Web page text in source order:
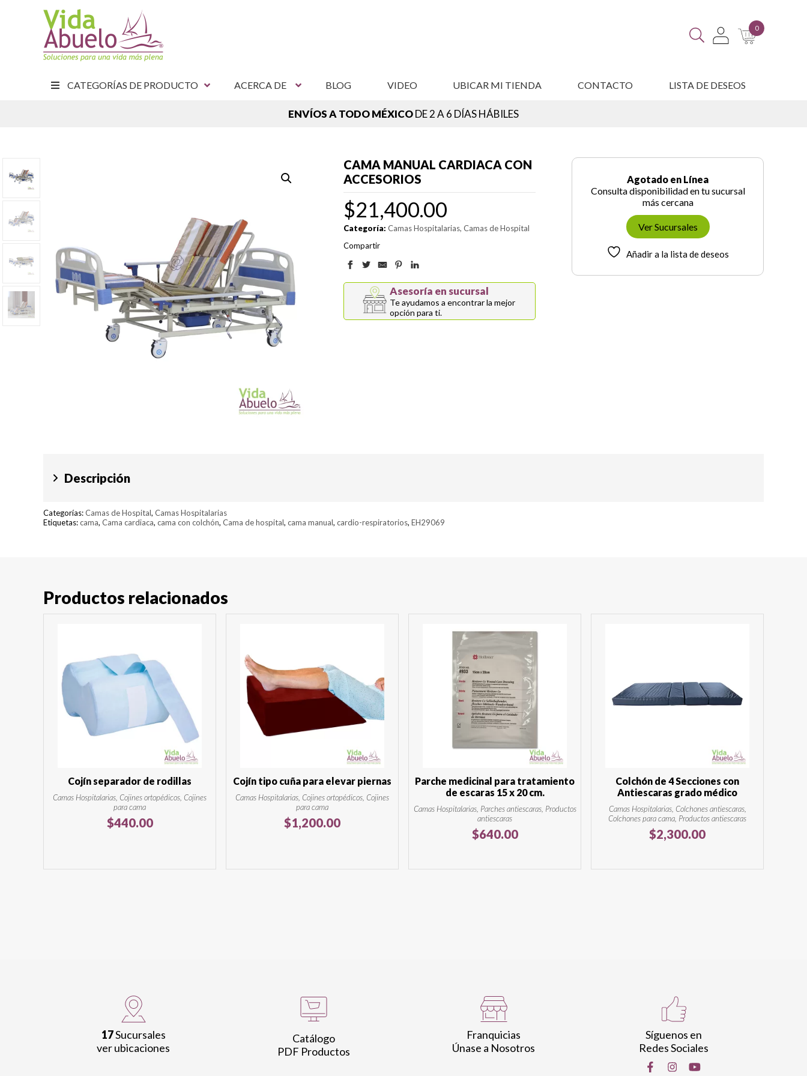
0
CATEGORÍAS DE PRODUCTO ACERCA DE BLOG VIDEO UBICAR MI TIENDA CONTACTO LISTA DE DESEOS
ENVÍOS A TODO MÉXICODE 2 A 6 DÍAS HÁBILES
CAMA MANUAL CARDIACA CON
ACCESORIOS
$21,400.00
Categoría: Camas Hospitalarias Camas de Hospital
Compartir
Asesoría en sucursal
Te ayudamos a encontrar la mejor
opción para ti.
Agotado en Línea
Consulta disponibilidad en tu sucursal
más cercana
Ver Sucursales
Añadir a la lista de deseos
Descripción
Categorías:Camas de Hospital, Camas Hospitalarias
Etiquetas:cama, Cama cardiaca, cama con colchón, Cama de hospital, cama manual, cardio-respiratorios, EH29069
Productos relacionados
Cojín separador de rodillas
Camas Hospitalarias, Cojines ortopédicos, Cojines
para cama
$440.00
Cojín tipo cuña para elevar piernas
Camas Hospitalarias, Cojines ortopédicos, Cojines
para cama
$1,200.00
Parche medicinal para tratamiento
de escaras 15 x 20 cm.
Camas Hospitalarias, Parches antiescaras, Productos
antiescaras
$640.00
Colchón de 4 Secciones con
Antiescaras grado médico
Camas Hospitalarias, Colchones antiescaras,
Colchones para cama, Productos antiescaras
$2,300.00
17Sucursales
ver ubicaciones
Catálogo
PDF Productos
Franquicias
Únase a Nosotros
Síguenos en
Redes Sociales